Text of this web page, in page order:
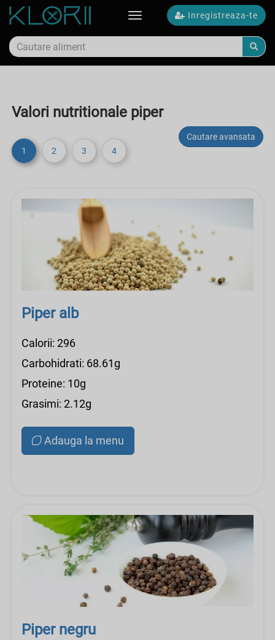
Inregistreaza-te
Toggle
Valori nutritionale piper
Cautare avansata
1
2 3 4
Piper alb
Calorii: 296
Carbohidrati: 68.61g
Proteine: 10g
Grasimi: 2.12g
Adauga la menu
Piper negru